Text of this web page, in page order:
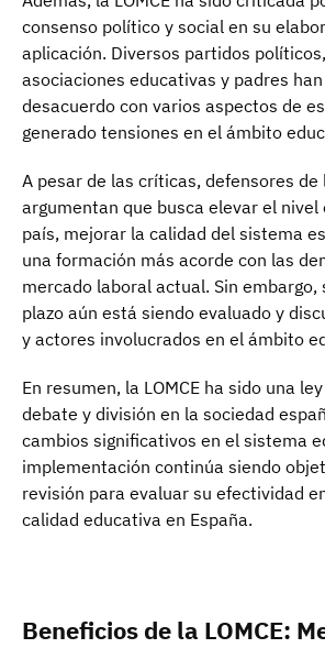
consenso político y social en su
aplicación. Diversos partidos
asociaciones educativas y padres
desacuerdo con varios aspectos de
generado tensiones en el ámbito
A pesar de las críticas, defensores de
argumentan que busca elevar el
país, mejorar la calidad del sistema
una formación más acorde con las
mercado laboral actual. Sin embargo,
plazo aún está siendo evaluado y
y actores involucrados en el ámbito
En resumen, la LOMCE ha sido una
debate y división en la sociedad
cambios significativos en el sistema
implementación continúa siendo
revisión para evaluar su efectividad
calidad educativa en España.
Beneficios de la LOMCE: